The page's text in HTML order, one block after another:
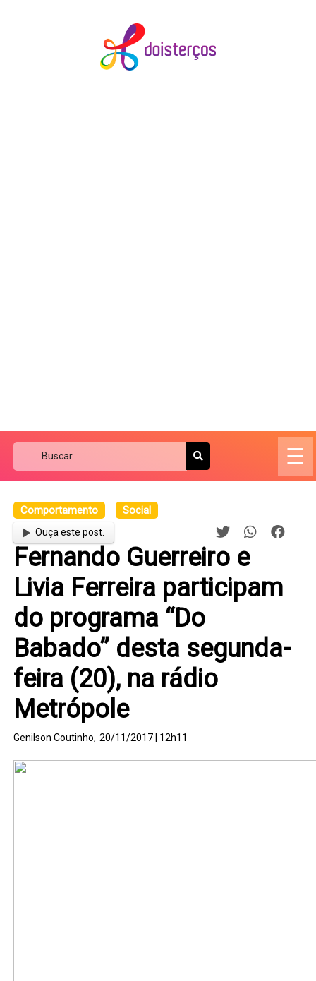
☰
Comportamento Social
Ouça este post.
Fernando Guerreiro e
Livia Ferreira participam
do programa “Do
Babado” desta segunda-
feira (20), na rádio
Metrópole
Genilson Coutinho, 20/11/2017 | 12h11